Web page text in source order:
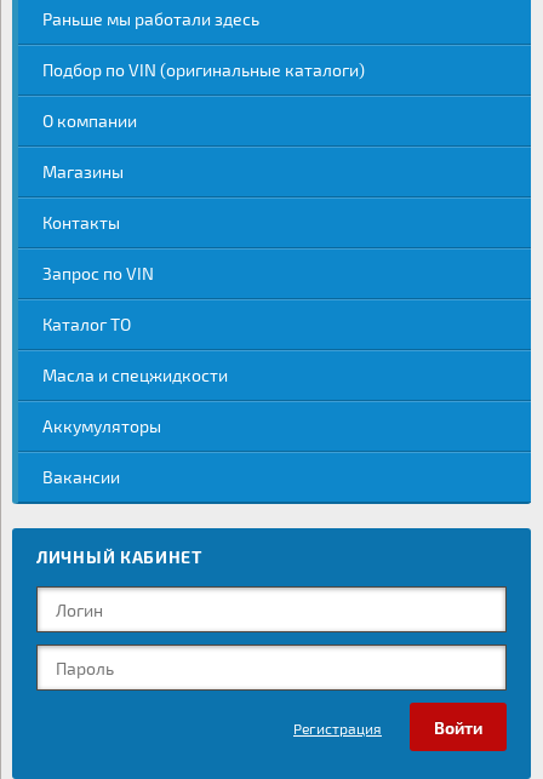
Раньше мы работали здесь
Подбор по VIN (оригинальные каталоги)
О компании
Магазины
Контакты
Запрос по VIN
Каталог ТО
Масла и спецжидкости
Аккумуляторы
Вакансии
ЛИЧНЫЙ КАБИНЕТ
Регистрация